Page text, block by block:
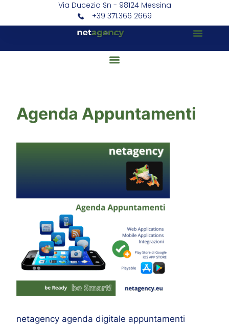
Via Ducezio Sn - 98124 Messina
+39 371.366 2669
Agenda Appuntamenti
netagency agenda digitale appuntamenti